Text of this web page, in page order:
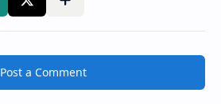
Post a Comment